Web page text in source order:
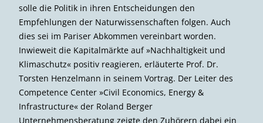
solle die Politik in ihren Entscheidungen den
Empfehlungen der Naturwissenschaften folgen. Auch
dies sei im Pariser Abkommen vereinbart worden.
Inwieweit die Kapitalmärkte auf »Nachhaltigkeit und
Klimaschutz« positiv reagieren, erläuterte Prof. Dr.
Torsten Henzelmann in seinem Vortrag. Der Leiter des
Competence Center »Civil Economics, Energy &
Infrastructure« der Roland Berger
Unternehmensberatung zeigte den Zuhörern dabei ein